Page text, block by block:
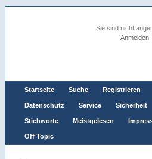
Sie sind nicht
Anmelden
Startseite Suche Registrieren
Datenschutz Service Sicherheit
Stichworte Meistgelesen
Off Topic